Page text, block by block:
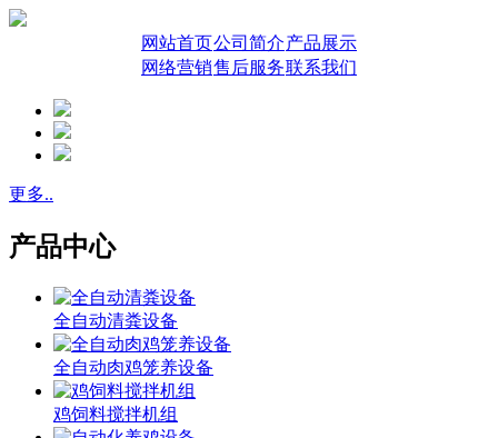
网站首页公司简介产品展示
网络营销售后服务联系我们
更多..
产品中心
全自动清粪设备
全自动肉鸡笼养设备
鸡饲料搅拌机组